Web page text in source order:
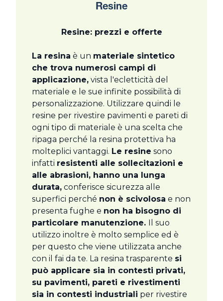
Resine
Resine: prezzi e offerte
La resina è un materiale sintetico
che trova numerosi campi di
applicazione, vista l'ecletticità del
materiale e le sue infinite possibilità di
personalizzazione. Utilizzare quindi le
resine per rivestire pavimenti e pareti di
ogni tipo di materiale è una scelta che
ripaga perché la resina protettiva ha
molteplici vantaggi. Le resine sono
infatti resistenti alle sollecitazioni e
alle abrasioni, hanno una lunga
durata, conferisce sicurezza alle
superfici perché non è scivolosa e non
presenta fughe e non ha bisogno di
particolare manutenzione. Il suo
utilizzo inoltre è molto semplice ed è
per questo che viene utilizzata anche
con il fai da te. La resina trasparente si
può applicare sia in contesti privati,
su pavimenti, pareti e rivestimenti
sia in contesti industriali per rivestire